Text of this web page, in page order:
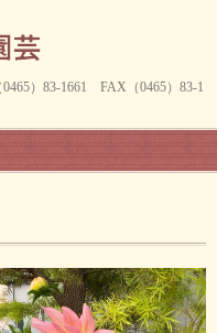
）83-1661 FAX（0465）83-1